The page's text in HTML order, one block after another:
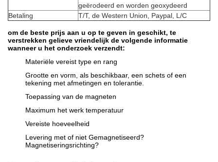
geërodeerd en worden geoxydeerd
Betaling
T/T, de Western Union, Paypal, L/C
om de beste prijs aan u op te geven in geschikt, te
verstrekken gelieve vriendelijk de volgende informatie
wanneer u het onderzoek verzendt:
Materiële vereist type en rang
Grootte en vorm, als beschikbaar, een schets of een
tekening met afmetingen en tolerantie.
Toepassing van de magneten
Maximum het werk temperatuur
Vereiste hoeveelheid
Levering met of niet Gemagnetiseerd?
Magnetiseringsrichting?